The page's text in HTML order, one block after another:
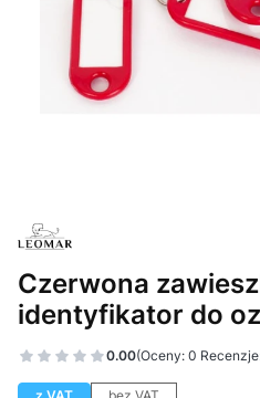
Czerwona
identyfikator do
0.00(Oceny: 0